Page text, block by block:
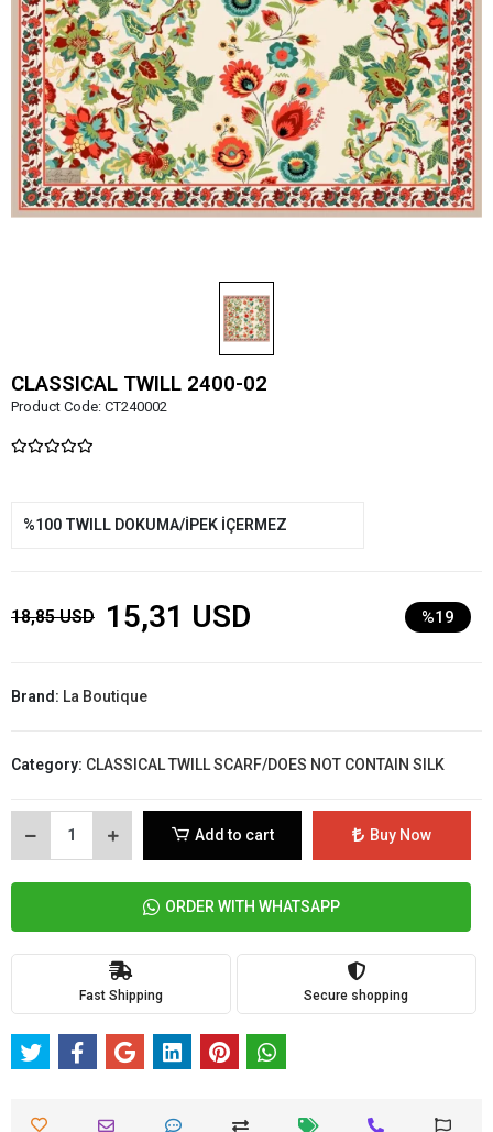
CLASSICAL TWILL 2400-02
Product Code: CT240002
%100 TWILL DOKUMA/İPEK İÇERMEZ
18,85 USD 15,31 USD %19
Brand: La Boutique
Category: CLASSICAL TWILL SCARF/DOES NOT CONTAIN SILK
Add to cart Buy Now
ORDER WITH WHATSAPP
Fast Shipping Secure shopping